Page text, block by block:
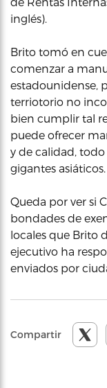
inglés).
Brito tomó en
comenzar a
estadounidense,
terriotorio no
bien cumplir tal
puede ofrecer
y de calidad,
gigantes asiáticos.
Queda por ver si
bondades de
locales que Brito
ejecutivo ha
enviados por
Compartir